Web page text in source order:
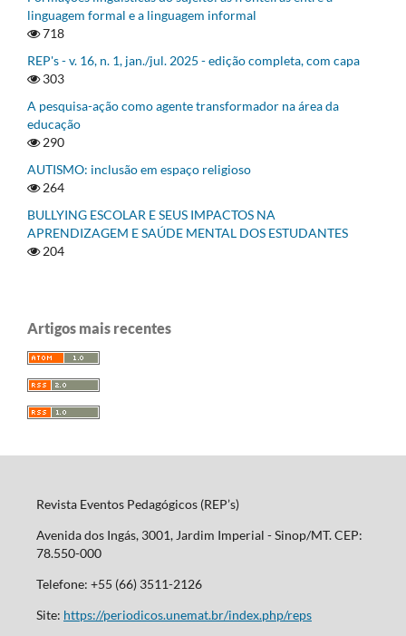
linguagem formal e a linguagem informal
718
REP's - v. 16, n. 1, jan./jul. 2025 - edição completa, com capa
303
A pesquisa-ação como agente transformador na área da
educação
290
AUTISMO: inclusão em espaço religioso
264
BULLYING ESCOLAR E SEUS IMPACTOS NA
APRENDIZAGEM E SAÚDE MENTAL DOS ESTUDANTES
204
Artigos mais recentes
Revista Eventos Pedagógicos (REP’s)
Avenida dos Ingás, 3001, Jardim Imperial - Sinop/MT. CEP:
78.550-000
Telefone: +55 (66) 3511-2126
Site: https://periodicos.unemat.br/index.php/reps